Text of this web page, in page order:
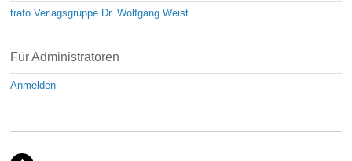
trafo Verlagsgruppe Dr. Wolfgang Weist
Für Administratoren
Anmelden